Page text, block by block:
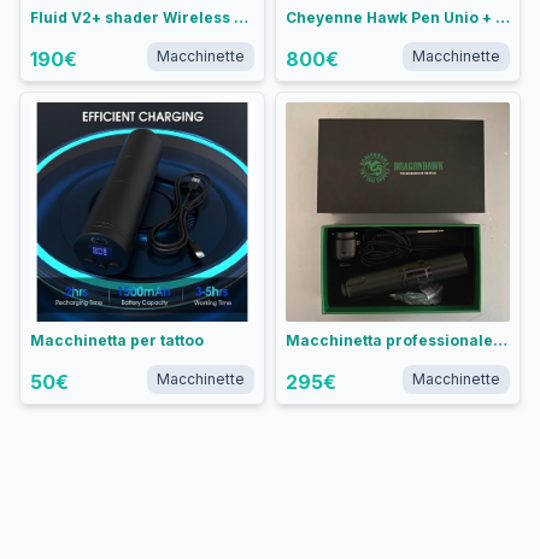
Fluid V2+ shader Wireless Tattoo Pen - Corsa 3.5 mm
190€ Macchinette
Cheyenne Hawk Pen Unio + Cheyenne PU III
800€ Macchinette
Macchinetta per tattoo
50€ Macchinette
Macchinetta professionale per tattoo Dragonhawk
295€ Macchinette